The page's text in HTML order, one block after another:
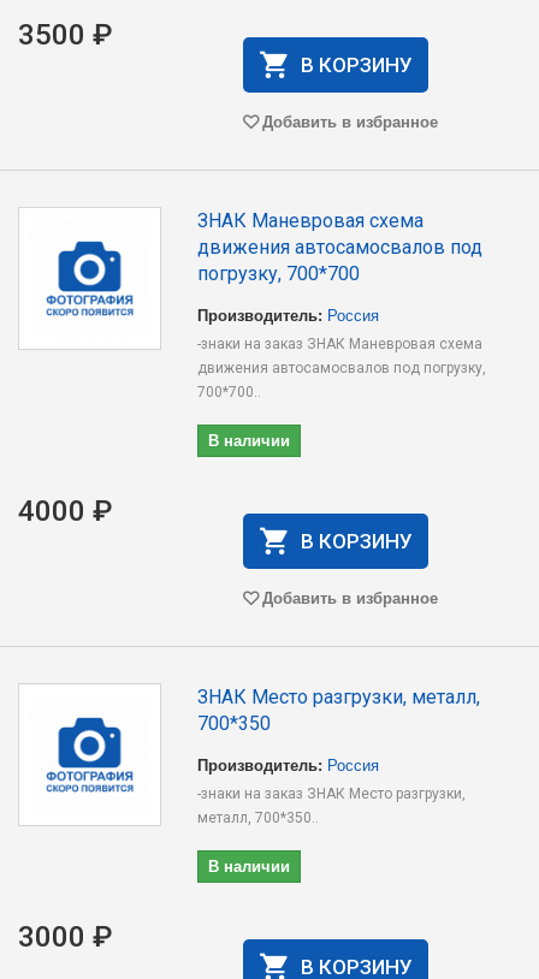
3500 ₽
В КОРЗИНУ
Добавить в избранное
ЗНАК Маневровая схема
движения автосамосвалов под
погрузку, 700*700
Производитель: Россия
-знаки на заказ ЗНАК Маневровая схема
движения автосамосвалов под погрузку,
700*700..
В наличии
4000 ₽
В КОРЗИНУ
Добавить в избранное
ЗНАК Место разгрузки, металл,
700*350
Производитель: Россия
-знаки на заказ ЗНАК Место разгрузки,
металл, 700*350..
В наличии
3000 ₽
В КОРЗИНУ